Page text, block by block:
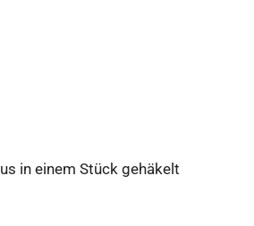
in einem Stück gehäkelt